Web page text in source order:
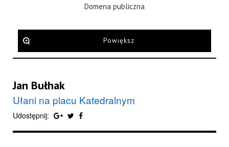
Domena publiczna
Powiększ
Jan Bułhak
Ułani na placu Katedralnym
Udostępnij: